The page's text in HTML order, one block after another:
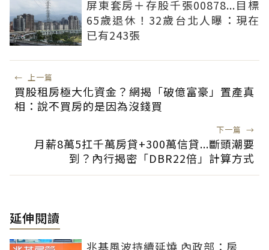
屏東套房＋存股千張00878...目標
65歲退休！32歲台北人曝：現在
已有243張
← 上一篇
買股租房極大化資金？網揭「破億富豪」置產真
相：說不買房的是因為沒錢買
下一篇 →
月薪8萬5扛千萬房貸+300萬信貸...斷頭潮要
到？內行揭密「DBR22倍」計算方式
延伸閱讀
兆基風波持續延燒 內政部：房